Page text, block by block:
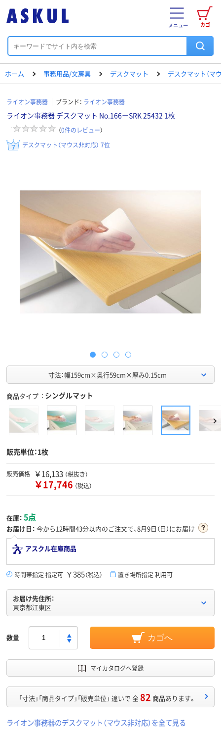
カゴ
メニュー
ホーム 事務用品/文房具 デスクマット デスクマット（マ
ライオン事務器 ブランド： ライオン事務器
ライオン事務器 デスクマット No.166ーSRK 25432 1枚
（0件のレビュー）
デスクマット（マウス非対応） 7位
寸法：幅159cm×奥行59cm×厚み0.15cm
商品タイプ シングルマット
販売単位：1枚
販売価格 ￥16,133 （税抜き）
￥17,746 （税込）
在庫： 5点
お届け日： 今から12時間43分以内のご注文で、8月9日（日）にお届け
アスクル在庫商品
時間帯指定 指定可 ￥385（税込） 置き場所指定 利用可
お届け先住所：
東京都江東区
数量 カゴへ
マイカタログへ登録
「寸法」「商品タイプ」「販売単位」 違いで 全82 商品あります。
ライオン事務器のデスクマット（マウス非対応）を全て見る